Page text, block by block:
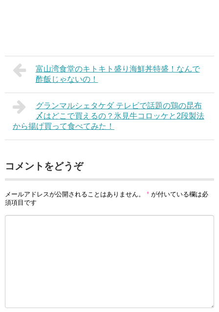
富山湾食堂のキトキト盛り海鮮丼特盛！なんで
酢飯じゃないの！
グランマルシェタケダ テレビで話題の鶏の昆布
〆はどこで買えるの？氷見牛コロッケと2段製法
から揚げ買って食べてみた！
コメントをどうぞ
メールアドレスが公開されることはありません。 * が付いている欄は必
須項目です